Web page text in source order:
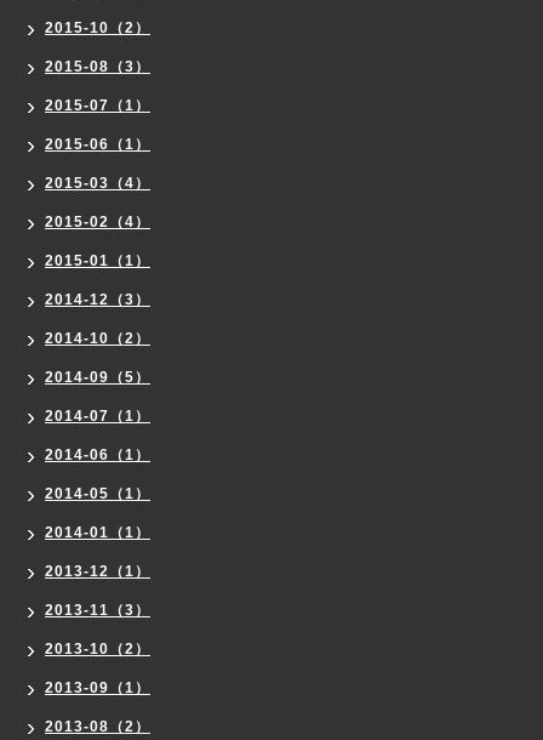
2015-10（2）
2015-08（3）
2015-07（1）
2015-06（1）
2015-03（4）
2015-02（4）
2015-01（1）
2014-12（3）
2014-10（2）
2014-09（5）
2014-07（1）
2014-06（1）
2014-05（1）
2014-01（1）
2013-12（1）
2013-11（3）
2013-10（2）
2013-09（1）
2013-08（2）